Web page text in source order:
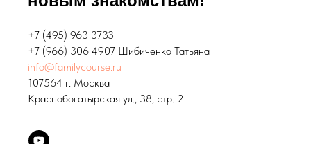
+7 (495) 963 3733
+7 (966) 306 4907 Шибиченко Татьяна
info@familycourse.ru
107564 г. Москва
Краснобогатырская ул., 38, стр. 2